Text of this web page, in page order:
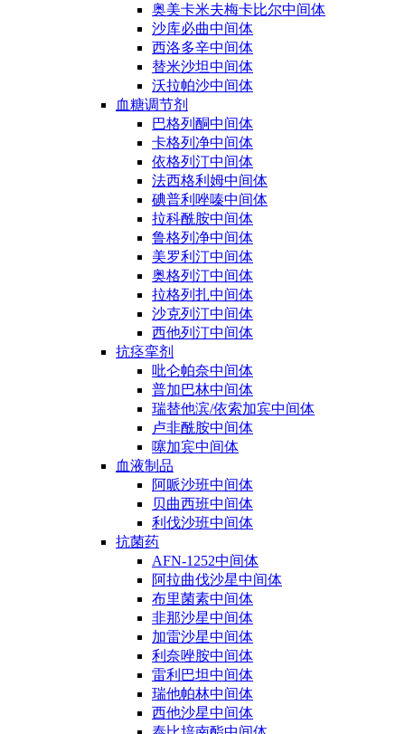
奥美卡米夫梅卡比尔中间体
沙库必曲中间体
西洛多辛中间体
替米沙坦中间体
沃拉帕沙中间体
血糖调节剂
巴格列酮中间体
卡格列净中间体
依格列汀中间体
法西格利姆中间体
碘普利唑嗪中间体
拉科酰胺中间体
鲁格列净中间体
美罗利汀中间体
奥格列汀中间体
拉格列扎中间体
沙克列汀中间体
西他列汀中间体
抗痉挛剂
吡仑帕奈中间体
普加巴林中间体
瑞替他滨/依索加宾中间体
卢非酰胺中间体
噻加宾中间体
血液制品
阿哌沙班中间体
贝曲西班中间体
利伐沙班中间体
抗菌药
AFN-1252中间体
阿拉曲伐沙星中间体
布里菌素中间体
非那沙星中间体
加雷沙星中间体
利奈唑胺中间体
雷利巴坦中间体
瑞他帕林中间体
西他沙星中间体